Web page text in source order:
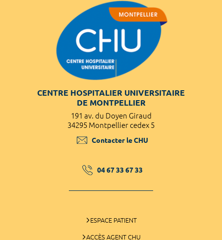
CENTRE HOSPITALIER UNIVERSITAIRE
DE MONTPELLIER
191 av. du Doyen Giraud
34295 Montpellier cedex 5
Contacter le CHU
04 67 33 67 33
ESPACE PATIENT
ACCÈS AGENT CHU